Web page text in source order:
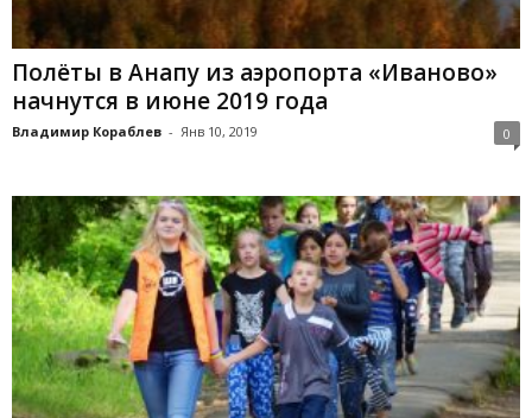
Полёты в Анапу из аэропорта «Иваново»
начнутся в июне 2019 года
Владимир Кораблев - Янв 10, 2019 0